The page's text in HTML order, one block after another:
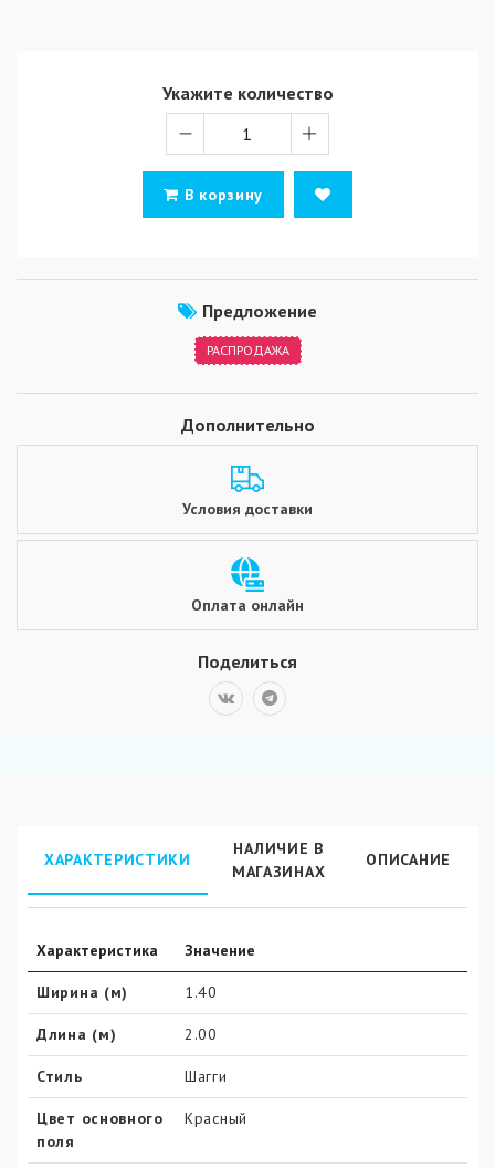
Укажите количество
В корзину
Предложение
РАСПРОДАЖА
Дополнительно
Условия доставки
Оплата онлайн
Поделиться
ХАРАКТЕРИСТИКИ
НАЛИЧИЕ В
МАГАЗИНАХ
ОПИСАНИЕ
Характеристика Значение
Ширина (м) 1.40
Длина (м) 2.00
Стиль Шагги
Цвет основного
поля
Красный